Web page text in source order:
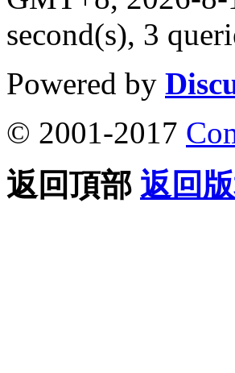
second(s), 3
Powered by
© 2001-2017
返回頂部 返回